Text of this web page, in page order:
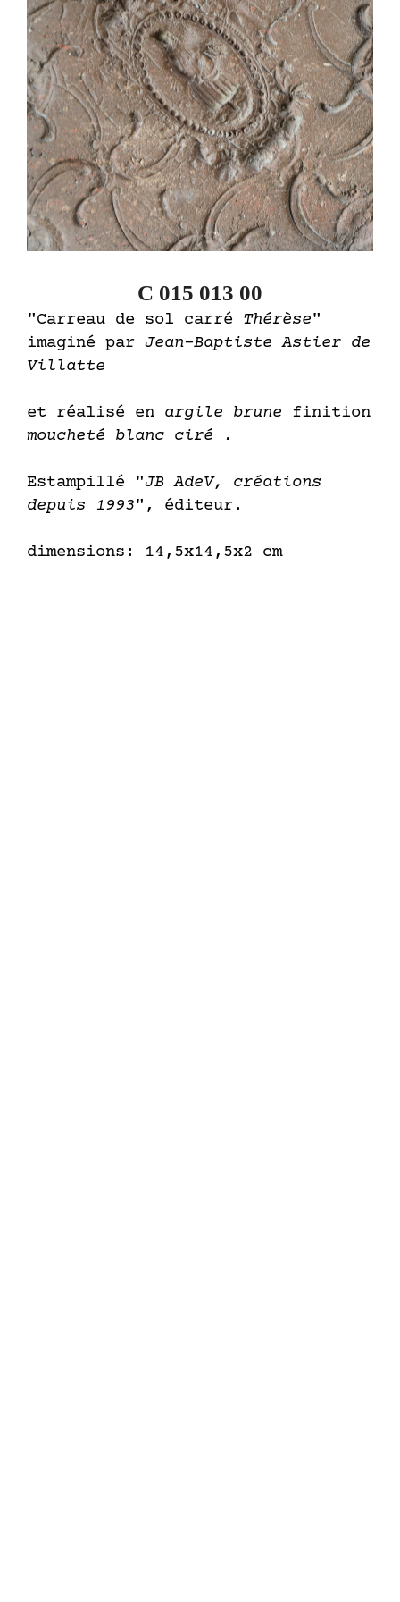
C 015 013 00
"Carreau de sol carré Thérèse"
imaginé par Jean-Baptiste Astier de
Villatte
et réalisé en argile brune finition
moucheté blanc ciré .
Estampillé "JB AdeV, créations
depuis 1993", éditeur.
dimensions: 14,5x14,5x2 cm